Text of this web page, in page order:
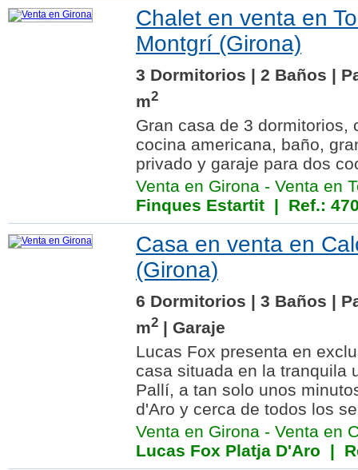
Chalet en venta en
Montgrí (Girona)
3 Dormitorios | 2 Baños |
m2
Gran casa de 3 dormitorios,
cocina americana, baño,
privado y garaje para dos
Venta en Girona - Venta en
Finques Estartit | Ref.:
Casa en venta en
(Girona)
6 Dormitorios | 3 Baños |
m2 | Garaje
Lucas Fox presenta en
casa situada en la tranquila
Pallí, a tan solo unos
d'Aro y cerca de todos los
Venta en Girona - Venta en
Lucas Fox Platja D'Aro |